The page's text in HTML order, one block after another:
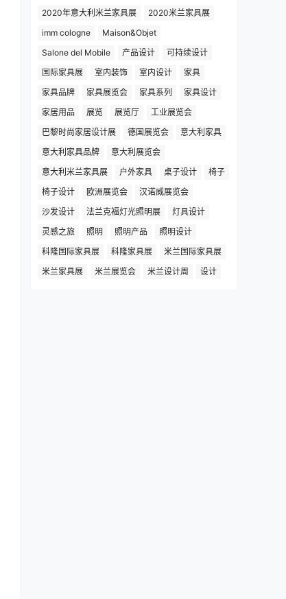
2020年意大利米兰家具展
2020米兰家具展
imm cologne
Maison&Objet
Salone del Mobile
产品设计
可持续设计
国际家具展
室内装饰 室内设计
家具
家具品牌
家具展览会 家具系列
家具设计
家居用品
展览 展览厅
工业展览会
巴黎时尚家居设计展
德国展览会
意大利家具
意大利家具品牌
意大利展览会
意大利米兰家具展
户外家具 桌子设计
椅子
椅子设计
欧洲展览会
汉诺威展览会
沙发设计
法兰克福灯光照明展
灯具设计
灵感之旅
照明 照明产品
照明设计
科隆国际家具展
科隆家具展
米兰国际家具展
米兰家具展
米兰展览会 米兰设计周 设计